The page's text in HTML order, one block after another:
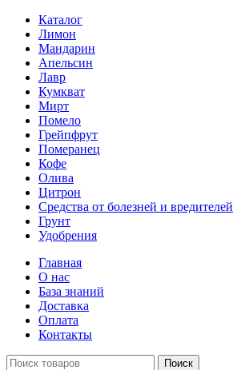
Каталог
Лимон
Мандарин
Апельсин
Лавр
Кумкват
Мирт
Помело
Грейпфрут
Померанец
Кофе
Олива
Цитрон
Средства от болезней и вредителей
Грунт
Удобрения
Главная
О нас
База знаний
Доставка
Оплата
Контакты
Поиск